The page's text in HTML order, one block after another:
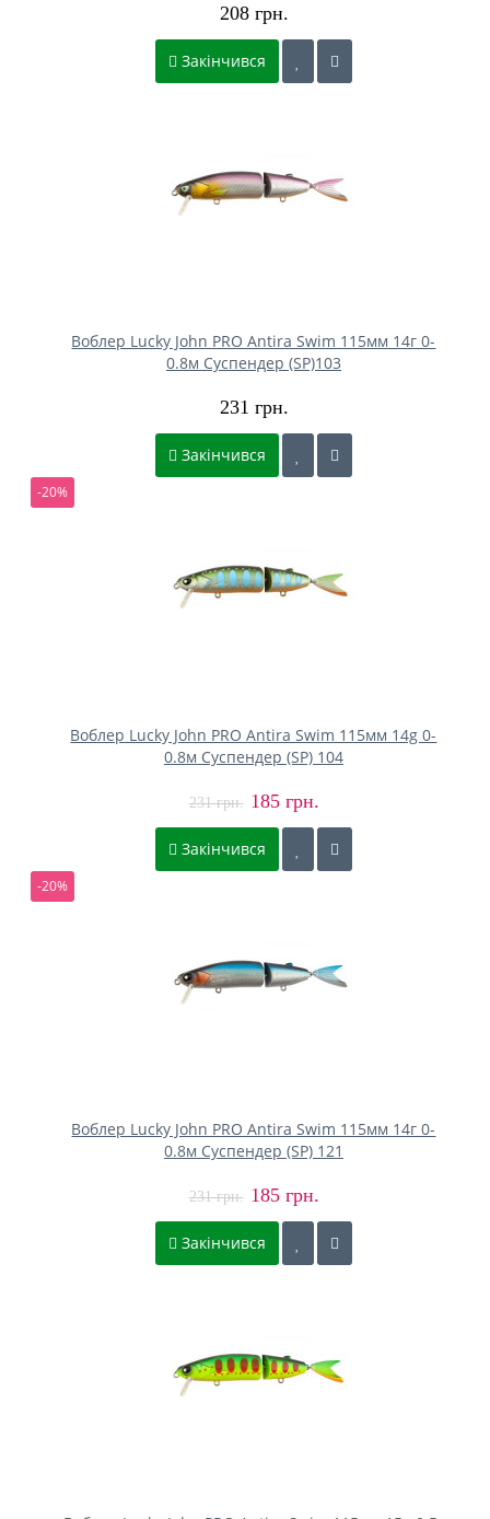
208 грн.
Закінчився
Воблер Lucky John PRO Antira Swim 115мм 14г 0-
0.8м Cуспендер (SP)103
231 грн.
Закінчився
-20%
Воблер Lucky John PRO Antira Swim 115мм 14g 0-
0.8м Cуспендер (SP) 104
231 грн. 185 грн.
Закінчився
-20%
Воблер Lucky John PRO Antira Swim 115мм 14г 0-
0.8м Cуспендер (SP) 121
231 грн. 185 грн.
Закінчився